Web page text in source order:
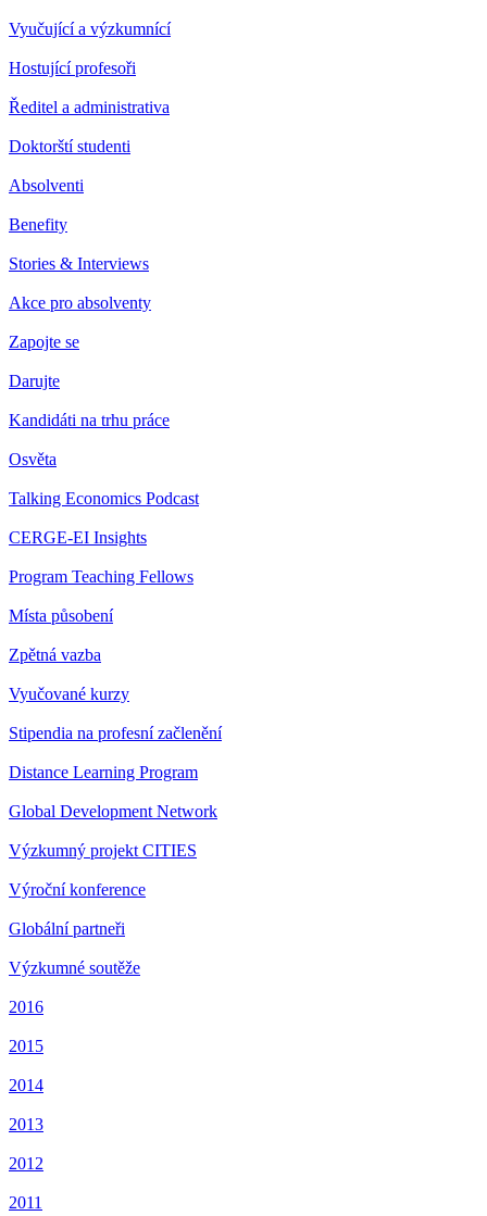
Vyučující a výzkumnící
Hostující profesoři
Ředitel a administrativa
Doktorští studenti
Absolventi
Benefity
Stories & Interviews
Akce pro absolventy
Zapojte se
Darujte
Kandidáti na trhu práce
Osvěta
Talking Economics Podcast
CERGE-EI Insights
Program Teaching Fellows
Místa působení
Zpětná vazba
Vyučované kurzy
Stipendia na profesní začlenění
Distance Learning Program
Global Development Network
Výzkumný projekt CITIES
Výroční konference
Globální partneři
Výzkumné soutěže
2016
2015
2014
2013
2012
2011